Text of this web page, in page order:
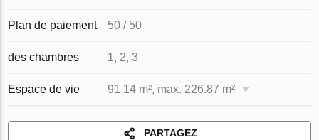
Plan de paiement 50 / 50
des chambres 1, 2, 3
Espace de vie 91.14 m², max. 226.87 m²
PARTAGEZ